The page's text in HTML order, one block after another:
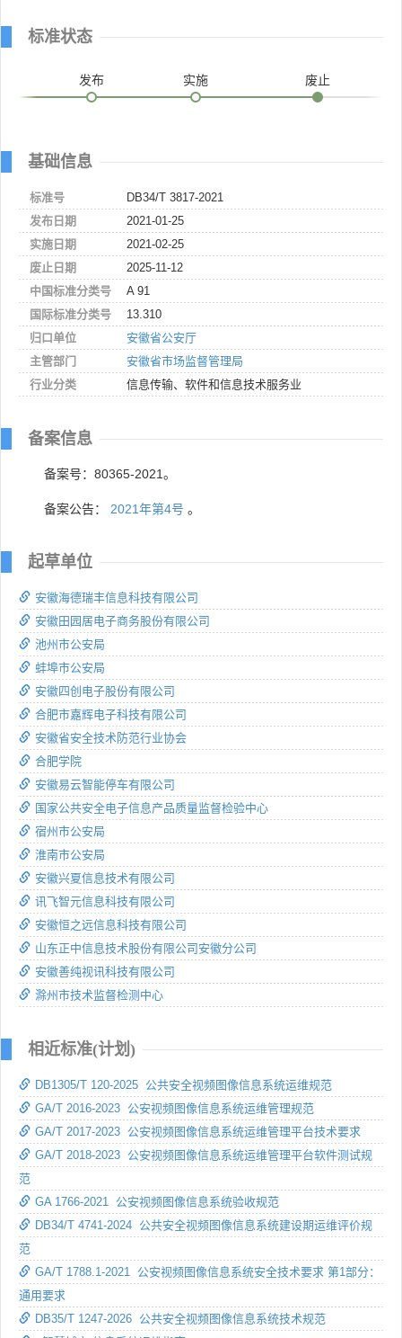
标准状态
发布 实施 废止
基础信息
标准号
DB34/T 3817-2021
发布日期
2021-01-25
实施日期
2021-02-25
废止日期
2025-11-12
中国标准分类号
A 91
国际标准分类号
13.310
归口单位
安徽省公安厅
主管部门
安徽省市场监督管理局
行业分类
信息传输、软件和信息技术服务业
备案信息
备案号：80365-2021。
备案公告： 2021年第4号 。
起草单位
安徽海德瑞丰信息科技有限公司
安徽田园居电子商务股份有限公司
池州市公安局
蚌埠市公安局
安徽四创电子股份有限公司
合肥市嘉辉电子科技有限公司
安徽省安全技术防范行业协会
合肥学院
安徽易云智能停车有限公司
国家公共安全电子信息产品质量监督检验中心
宿州市公安局
淮南市公安局
安徽兴夏信息技术有限公司
讯飞智元信息科技有限公司
安徽恒之远信息科技有限公司
山东正中信息技术股份有限公司安徽分公司
安徽善纯视讯科技有限公司
滁州市技术监督检测中心
相近标准(计划)
DB1305/T 120-2025 公共安全视频图像信息系统运维规范
GA/T 2016-2023 公安视频图像信息系统运维管理规范
GA/T 2017-2023 公安视频图像信息系统运维管理平台技术要求
GA/T 2018-2023 公安视频图像信息系统运维管理平台软件测试规
范
GA 1766-2021 公安视频图像信息系统验收规范
DB34/T 4741-2024 公共安全视频图像信息系统建设期运维评价规
范
GA/T 1788.1-2021 公安视频图像信息系统安全技术要求 第1部分：
通用要求
DB35/T 1247-2026 公共安全视频图像信息系统技术规范